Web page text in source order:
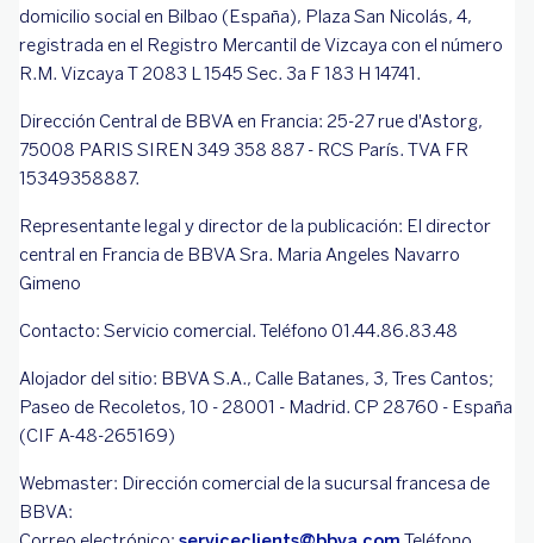
domicilio social en Bilbao (España), Plaza San Nicolás, 4,
registrada en el Registro Mercantil de Vizcaya con el número
R.M. Vizcaya T 2083 L 1545 Sec. 3a F 183 H 14741.
Dirección Central de BBVA en Francia: 25-27 rue d'Astorg,
75008 PARIS SIREN 349 358 887 - RCS París. TVA FR
15349358887.
Representante legal y director de la publicación: El director
central en Francia de BBVA Sra. Maria Angeles Navarro
Gimeno
Contacto: Servicio comercial. Teléfono 01.44.86.83.48
Alojador del sitio: BBVA S.A., Calle Batanes, 3, Tres Cantos;
Paseo de Recoletos, 10 - 28001 - Madrid. CP 28760 - España
(CIF A-48-265169)
Webmaster: Dirección comercial de la sucursal francesa de
BBVA: